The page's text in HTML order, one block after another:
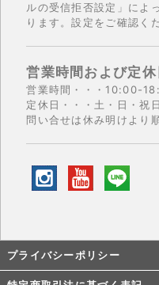
ルの受信拒否設定」によ
ります。設定をご確認く
営業時間および定休
営業時間・・・10:00-
定休日・・・土・日・祝
問い合せは休み明けより
プライバシーポリシー